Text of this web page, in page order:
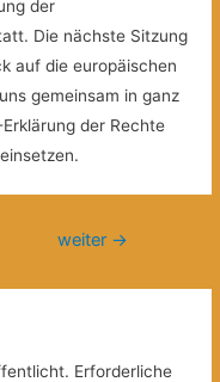
der
Die nächste Sitzung
auf die europäischen
gemeinsam in ganz
der Rechte
weiter →
Erforderliche